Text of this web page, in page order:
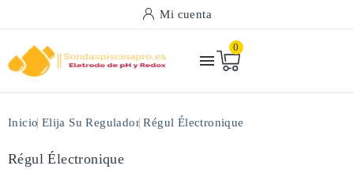
Mi cuenta

0
Inicio Elija Su Regulador Régul Électronique
Régul Électronique